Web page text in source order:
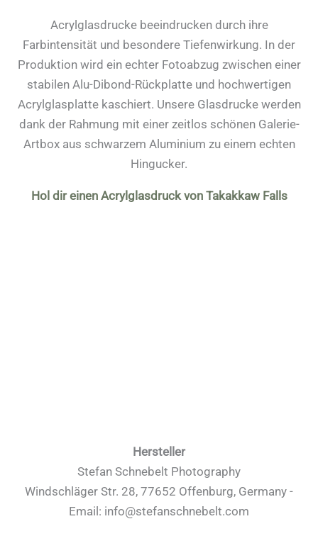
Acrylglasdrucke beeindrucken durch ihre
Farbintensität und besondere Tiefenwirkung. In der
Produktion wird ein echter Fotoabzug zwischen einer
stabilen Alu-Dibond-Rückplatte und hochwertigen
Acrylglasplatte kaschiert. Unsere Glasdrucke werden
dank der Rahmung mit einer zeitlos schönen Galerie-
Artbox aus schwarzem Aluminium zu einem echten
Hingucker.
Hol dir einen Acrylglasdruck von Takakkaw Falls
Hersteller
Stefan Schnebelt Photography
Windschläger Str. 28, 77652 Offenburg, Germany -
Email: info@stefanschnebelt.com